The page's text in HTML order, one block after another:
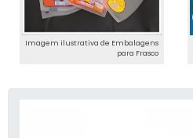
Imagem ilustrativa de Embalagens
para Frasco